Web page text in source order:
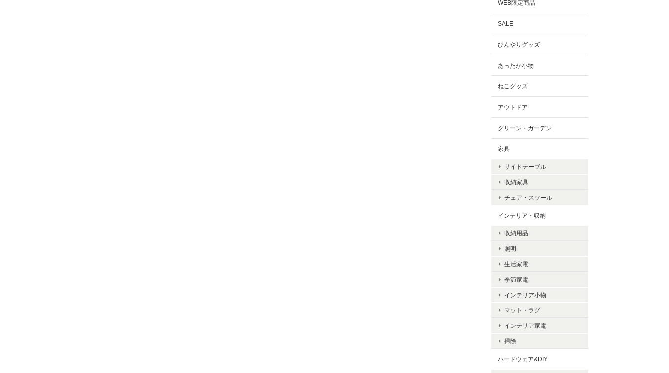
WEB限定商品
SALE
ひんやりグッズ
あったか小物
ねこグッズ
アウトドア
グリーン・ガーデン
家具
サイドテーブル
収納家具
チェア・スツール
インテリア・収納
収納用品
照明
生活家電
季節家電
インテリア小物
マット・ラグ
インテリア家電
掃除
ハードウェア&DIY